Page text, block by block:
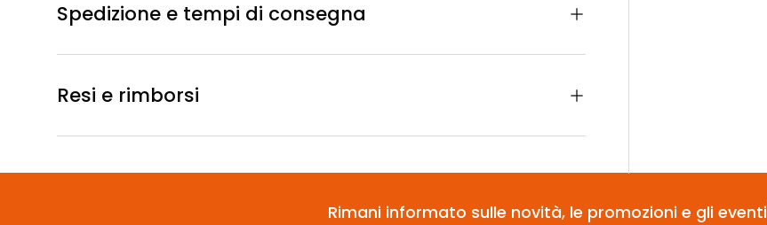
Spedizione e tempi di consegna
Resi e rimborsi
Rimani informato sulle novità, le promozioni e gli eventi